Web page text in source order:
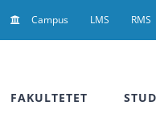
Campus LMS RMS
FAKULTETET